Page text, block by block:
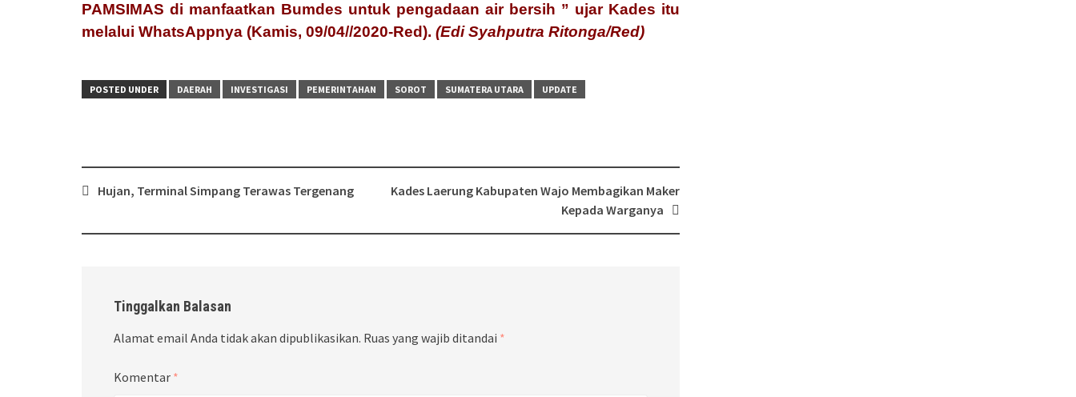
PAMSIMAS di manfaatkan Bumdes untuk pengadaan air bersih ” ujar Kades itu
melalui WhatsAppnya (Kamis, 09/04//2020-Red). (Edi Syahputra Ritonga/Red)
POSTED UNDER DAERAH INVESTIGASI PEMERINTAHAN SOROT SUMATERA UTARA UPDATE
PostHujan, Terminal Simpang Terawas Tergenang
Kades Laerung Kabupaten Wajo Membagikan Maker
Kepada Warganya
Tinggalkan Balasan
Alamat email Anda tidak akan dipublikasikan. Ruas yang wajib ditandai *
Komentar *